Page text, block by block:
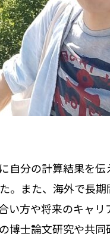
自分の計算結果を伝
。また、海外で長期
い方や将来のキャリ
博士論文研究や共同